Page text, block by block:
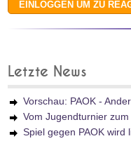
Letzte News
Vorschau: PAOK -
Vom Jugendturnier
Spiel gegen PAOK wird